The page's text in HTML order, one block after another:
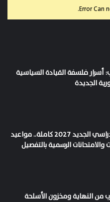
Error Can
أسرار فلسفة القيادة السياسية
الجديدة
خريطة العام الدراسي الجديد 2027 كاملة.. مواعيد
والامتحانات الرسمية بالتفصيل
من النهاية ومخزون الأسلحة